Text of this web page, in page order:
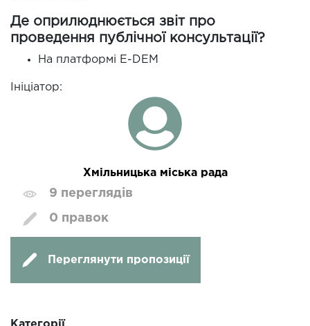
Де оприлюднюється звіт про
проведення публічної консультації?
На платформі E-DEM
Ініціатор:
Хмільницька міська рада
9 переглядів
0 правок
Переглянути пропозиції